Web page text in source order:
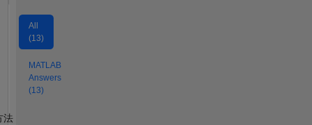
All
(13)
MATLAB
Answers
(13)
法